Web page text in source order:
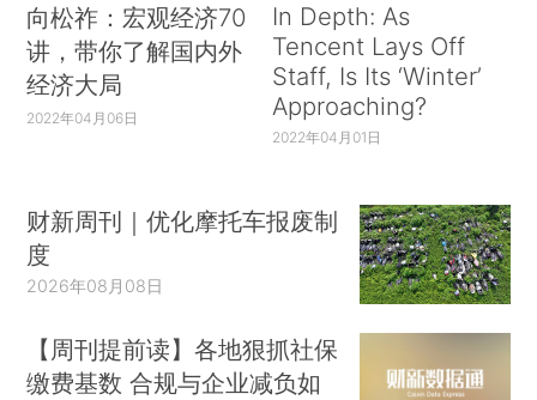
向松祚：宏观经济70
讲，带你了解国内外
经济大局
2022年04月06日
In Depth: As
Tencent Lays Off
Staff, Is Its ‘Winter’
Approaching?
2022年04月01日
财新周刊｜优化摩托车报废制
度
2026年08月08日
【周刊提前读】各地狠抓社保
缴费基数 合规与企业减负如